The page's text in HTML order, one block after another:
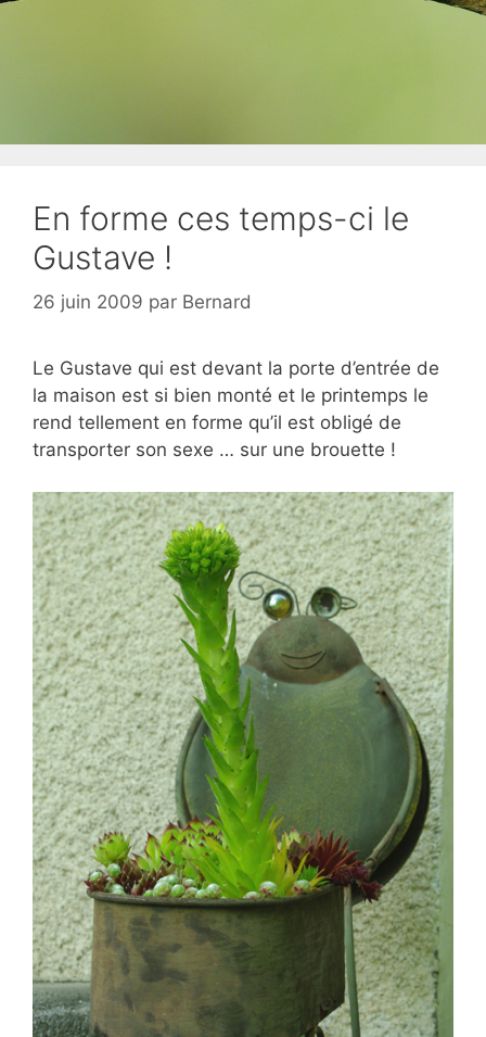
En forme ces temps-ci le
Gustave !
26 juin 2009 par Bernard
Le Gustave qui est devant la porte d’entrée de
la maison est si bien monté et le printemps le
rend tellement en forme qu’il est obligé de
transporter son sexe … sur une brouette !